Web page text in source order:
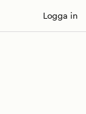
Logga in